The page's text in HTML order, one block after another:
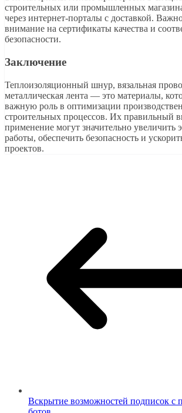
строительных или промышленных
через интернет-порталы с доставкой.
внимание на сертификаты качества и
безопасности.
Заключение
Теплоизоляционный шнур, вязальная
металлическая лента — это материалы,
важную роль в оптимизации
строительных процессов. Их правильный
применение могут значительно увеличить
работы, обеспечить безопасность и
проектов.
Вскрытие возможностей подписок с